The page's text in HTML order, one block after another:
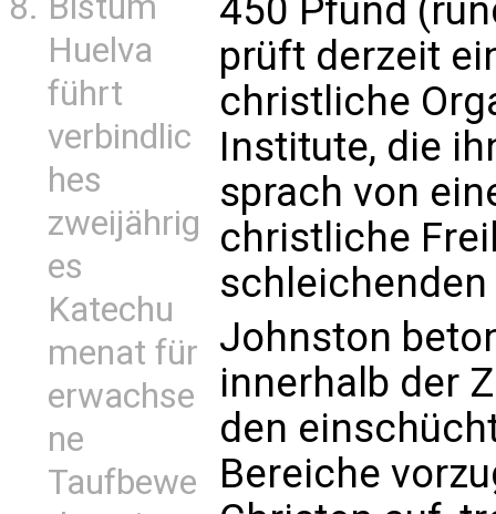
Huelva
führt
verbindlic
hes
zweijährig
es
Katechu
menat für
erwachse
ne
Taufbewe
450 Pfund
prüft derzeit
christliche
Institute, die
sprach von
christliche
schleichenden
Johnston
innerhalb der
den
Bereiche